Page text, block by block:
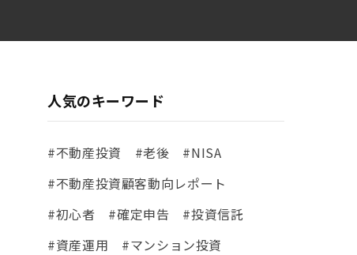
人気のキーワード
#不動産投資 #老後
#NISA
#不動産投資顧客動向レポート
#初心者
#確定申告
#投資信託
#資産運用
#マンション投資